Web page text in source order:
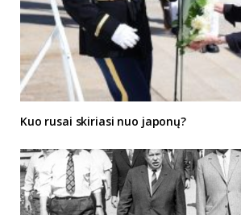
Kuo rusai skiriasi nuo japonų?